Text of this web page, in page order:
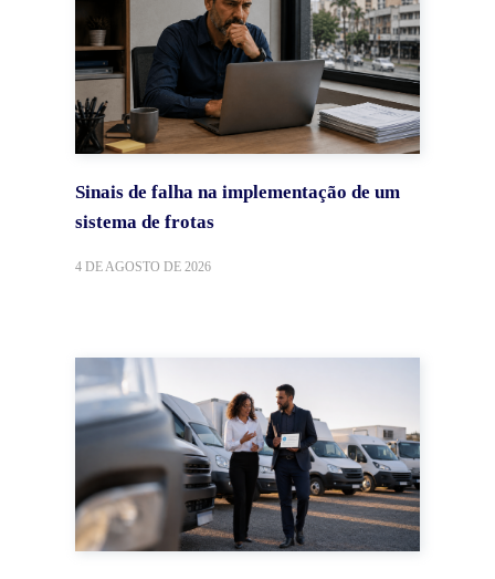
Sinais de falha na implementação de um
sistema de frotas
4 DE AGOSTO DE 2026